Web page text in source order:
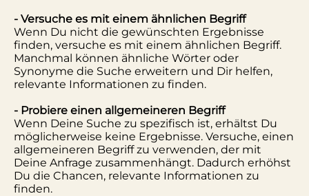
- Versuche es mit einem ähnlichen Begriff
Wenn Du nicht die gewünschten Ergebnisse
finden, versuche es mit einem ähnlichen Begriff.
Manchmal können ähnliche Wörter oder
Synonyme die Suche erweitern und Dir helfen,
relevante Informationen zu finden.
- Probiere einen allgemeineren Begriff
Wenn Deine Suche zu spezifisch ist, erhältst Du
möglicherweise keine Ergebnisse. Versuche, einen
allgemeineren Begriff zu verwenden, der mit
Deine Anfrage zusammenhängt. Dadurch erhöhst
Du die Chancen, relevante Informationen zu
finden.